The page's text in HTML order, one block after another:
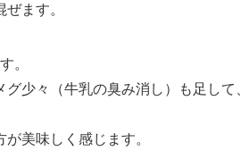
ます。
。
少々（牛乳の臭み消し）も足して、
美味しく感じます。